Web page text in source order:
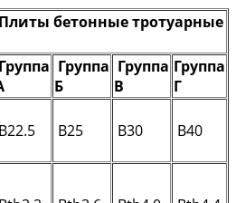
Плиты бетонные тротуарные
Группа Группа
Б
Группа
В
Группа
Г
В22.5 В25 В30 В40